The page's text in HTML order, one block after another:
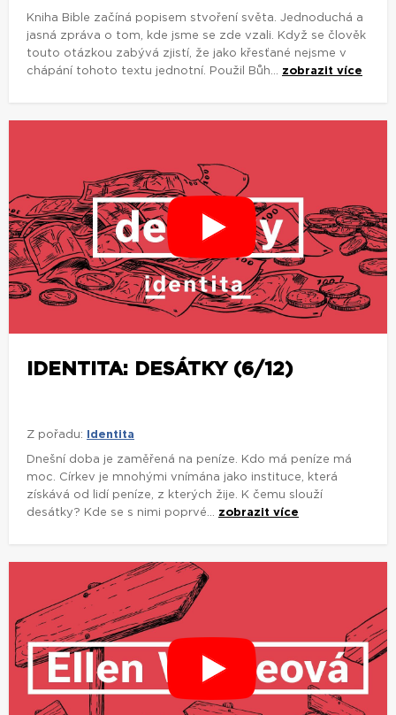
Kniha Bible začíná popisem stvoření světa. Jednoduchá a
jasná zpráva o tom, kde jsme se zde vzali. Když se člověk
touto otázkou zabývá zjistí, že jako křesťané nejsme v
chápání tohoto textu jednotní. Použil Bůh... zobrazit více
IDENTITA: DESÁTKY (6/12)
Z pořadu: Identita
Dnešní doba je zaměřená na peníze. Kdo má peníze má
moc. Církev je mnohými vnímána jako instituce, která
získává od lidí peníze, z kterých žije. K čemu slouží
desátky? Kde se s nimi poprvé... zobrazit více